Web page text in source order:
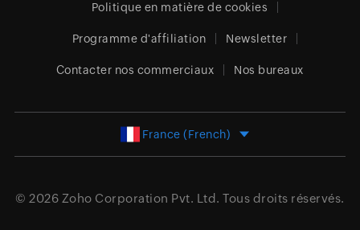
Politique en matière de cookies
Programme d'affiliation Newsletter
Contacter nos commerciaux Nos bureaux
France (French)
© 2026 Zoho Corporation Pvt. Ltd. Tous droits réservés.